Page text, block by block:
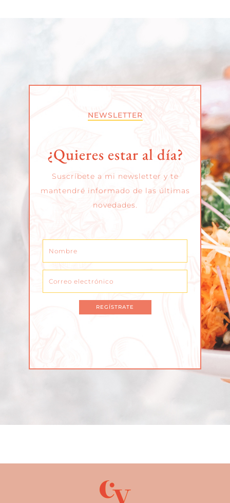
NEWSLETTER
¿Quieres estar al día?
Suscríbete a mi newsletter y te
mantendré informado de las últimas
novedades.
REGÍSTRATE